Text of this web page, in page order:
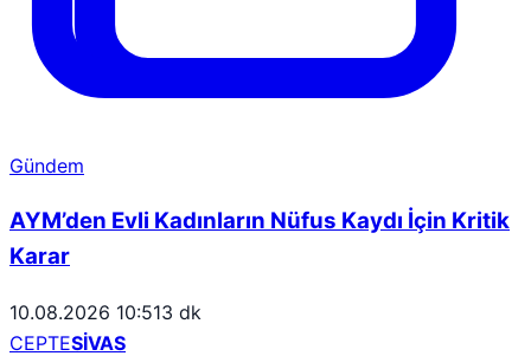
Gündem
AYM’den Evli Kadınların Nüfus Kaydı İçin Kritik
Karar
10.08.2026 10:513 dk
CEPTESİVAS